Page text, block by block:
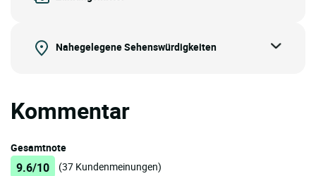
Nahegelegene Sehenswürdigkeiten
Kommentar
Gesamtnote
9.6/10 (37 Kundenmeinungen)